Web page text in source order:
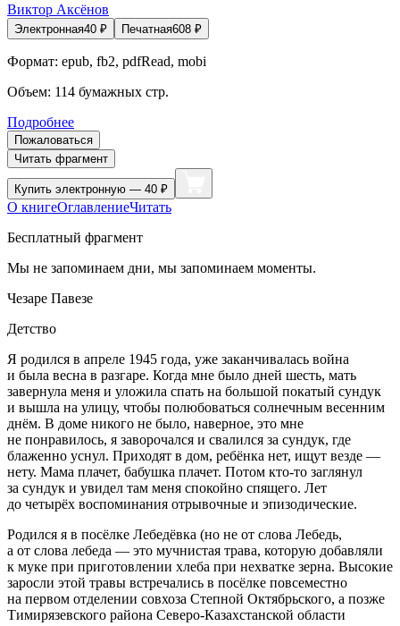
Виктор Аксёнов
Электронная40 ₽ Печатная608 ₽
Формат: epub, fb2, pdfRead, mobi
Объем: 114 бумажных стр.
Подробнее
Пожаловаться
Читать фрагмент
Купить электронную — 40 ₽
О книгеОглавлениеЧитать
Бесплатный фрагмент
Мы не запоминаем дни, мы запоминаем моменты.
Чезаре Павезе
Детство
Я родился в апреле 1945 года, уже заканчивалась война
и была весна в разгаре. Когда мне было дней шесть, мать
завернула меня и уложила спать на большой покатый сундук
и вышла на улицу, чтобы полюбоваться солнечным весенним
днём. В доме никого не было, наверное, это мне
не понравилось, я заворочался и свалился за сундук, где
блаженно уснул. Приходят в дом, ребёнка нет, ищут везде —
нету. Мама плачет, бабушка плачет. Потом кто-то заглянул
за сундук и увидел там меня спокойно спящего. Лет
до четырёх воспоминания отрывочные и эпизодические.
Родился я в посёлке Лебедёвка (но не от слова Лебедь,
а от слова лебеда — это мучнистая трава, которую добавляли
к муке при приготовлении хлеба при нехватке зерна. Высокие
заросли этой травы встречались в посёлке повсеместно
на первом отделении совхоза Степной Октябрьского, а позже
Тимирязевского района Северо-Казахстанской области